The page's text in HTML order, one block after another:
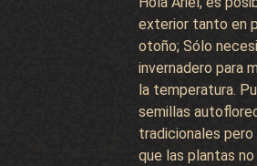
exterior tanto en
otoño; Sólo
invernadero para
la temperatura.
semillas
tradicionales
que las plantas